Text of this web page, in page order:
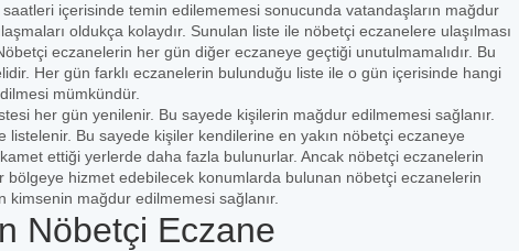
içerisinde temin edilememesi sonucunda vatandaşların mağdur
oldukça kolaydır. Sunulan liste ile nöbetçi eczanelere ulaşılması
eczanelerin her gün diğer eczaneye geçtiği unutulmamalıdır. Bu
Her gün farklı eczanelerin bulunduğu liste ile o gün içerisinde hangi
mümkündür.
her gün yenilenir. Bu sayede kişilerin mağdur edilmemesi sağlanır.
listelenir. Bu sayede kişiler kendilerine en yakın nöbetçi eczaneye
ettiği yerlerde daha fazla bulunurlar. Ancak nöbetçi eczanelerin
bölgeye hizmet edebilecek konumlarda bulunan nöbetçi eczanelerin
kimsenin mağdur edilmemesi sağlanır.
Nöbetçi Eczane